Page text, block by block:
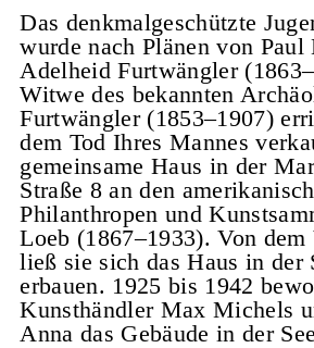
Das denkmalgeschützte
wurde nach Plänen von
Adelheid Furtwängler
Witwe des bekannten
Furtwängler (1853–1907)
dem Tod Ihres Mannes
gemeinsame Haus in der
Straße 8 an den
Philanthropen und
Loeb (1867–1933). Von dem
ließ sie sich das Haus in der
erbauen. 1925 bis 1942
Kunsthändler Max Michels
Anna das Gebäude in der